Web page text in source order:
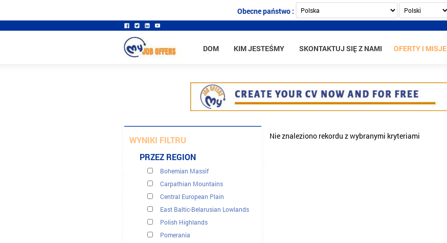
Obecne państwo :
DOM KIM JESTEŚMY SKONTAKTUJ SIĘ Z NAMI OFERTY I MISJE
WYNIKI FILTRU
PRZEZ REGION
Bohemian Massif
Carpathian Mountains
Central European Plain
East Baltic-Belarusian Lowlands
Polish Highlands
Pomerania
Nie znaleziono rekordu z wybranymi kryteriami